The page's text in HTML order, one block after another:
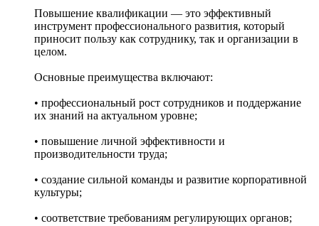
Повышение квалификации — это эффективный
инструмент профессионального развития, который
приносит пользу как сотруднику, так и организации в
целом.
Основные преимущества включают:
• профессиональный рост сотрудников и поддержание
их знаний на актуальном уровне;
• повышение личной эффективности и
производительности труда;
• создание сильной команды и развитие корпоративной
культуры;
• соответствие требованиям регулирующих органов;